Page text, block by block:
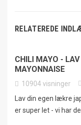
RELATEREDE
CHILI MAYO - LAV
MAYONNAISE
10904visninger
Lav din egen lækre
er super let - vi har